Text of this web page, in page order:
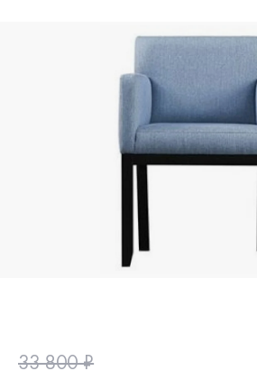
Кровать Ньюбери
33 800 ₽